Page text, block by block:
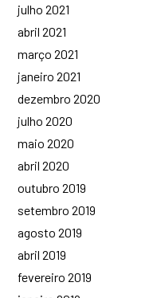
julho 2021
abril 2021
março 2021
janeiro 2021
dezembro 2020
julho 2020
maio 2020
abril 2020
outubro 2019
setembro 2019
agosto 2019
abril 2019
fevereiro 2019